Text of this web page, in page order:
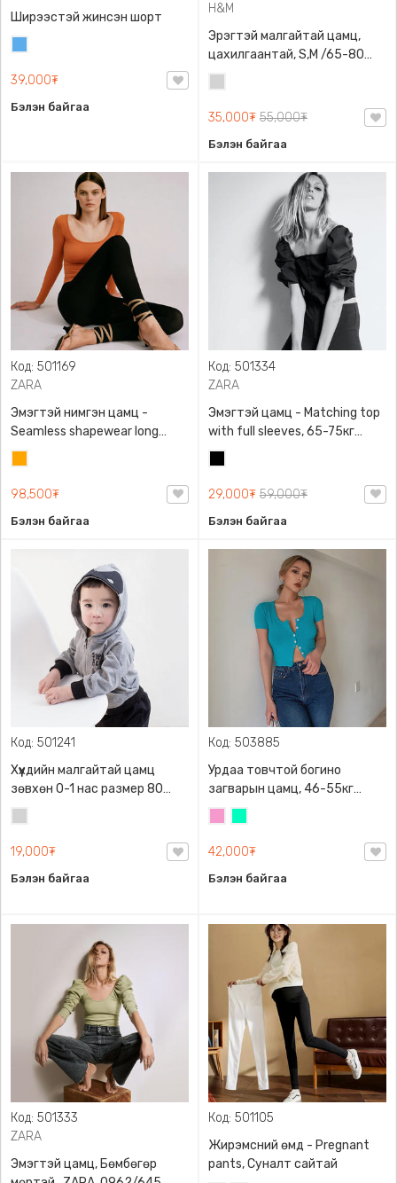
Ширээстэй жинсэн шорт
39,000₮
Бэлэн байгаа
H&M
Эрэгтэй малгайтай цамц,
цахилгаантай, S,M /65-80
кг/, H&M, 0852614006,
Даавуу
35,000₮ 55,000₮
Бэлэн байгаа
Код: 501169
ZARA
Эмэгтэй нимгэн цамц -
Seamless shapewear long
sleeve t-shirt, 40-60кг жинд
таарна, ZARA, 8779/458/615,
Урт ханцуйтай
98,500₮
Бэлэн байгаа
Код: 501334
ZARA
Эмэгтэй цамц - Matching top
with full sleeves, 65-75кг
жинд таарна, ZARA,
0962/642/800, Задгай
энгэртэй, Урт ханцуйтай,
29,000₮ 59,000₮
Бэлэн байгаа
Код: 501241
Хүүхдийн малгайтай цамц
зөвхөн 0-1 нас размер 80
сонголттой
19,000₮
Бэлэн байгаа
Код: 503885
Урдаа товчтой богино
загварын цамц, 46-55кг
жинд таарна
42,000₮
Бэлэн байгаа
Код: 501333
ZARA
Эмэгтэй цамц, Бөмбөгөр
Код: 501105
Жирэмсний өмд - Pregnant
pants, Суналт сайтай